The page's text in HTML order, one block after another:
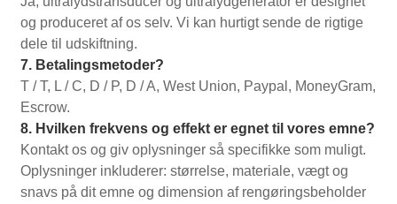
og produceret af os selv. Vi kan hurtigt sende de rigtige
dele til udskiftning.
7. Betalingsmetoder?
T / T, L / C, D / P, D / A, West Union, Paypal, MoneyGram,
Escrow.
8. Hvilken frekvens og effekt er egnet til vores emne?
Kontakt os og giv oplysninger så specifikke som muligt.
Oplysninger inkluderer: størrelse, materiale, vægt og
snavs på dit emne og dimension af rengøringsbeholder